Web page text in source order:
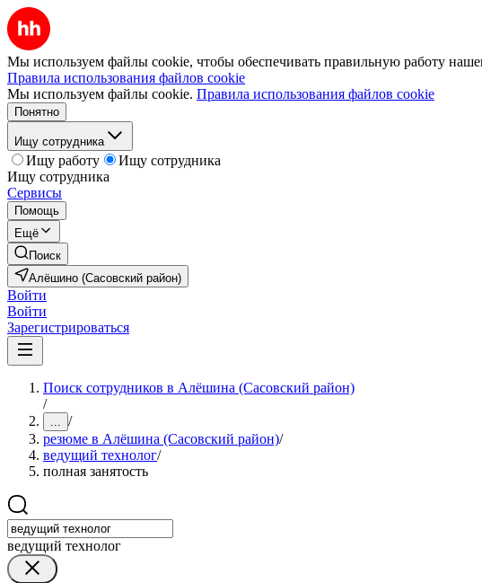
Мы используем файлы cookie, чтобы обеспечивать правильную работу
Правила использования файлов cookie
Мы используем файлы cookie. Правила использования файлов cookie
Понятно
Ищу сотрудника
Ищу работу
Ищу сотрудника
Ищу сотрудника
Сервисы
Помощь
Ещё
Поиск
Алёшино (Сасовский район)
Войти
Войти
Зарегистрироваться
Поиск сотрудников в Алёшина (Сасовский район)
/
... /
резюме в Алёшина (Сасовский район)/
ведущий технолог/
полная занятость
ведущий технолог